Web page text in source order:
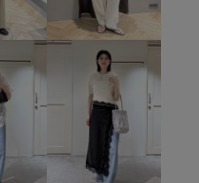
シンプル ジャケット
リ見え スラブ
レンド ドレス
フリル
オーバー ペプラム